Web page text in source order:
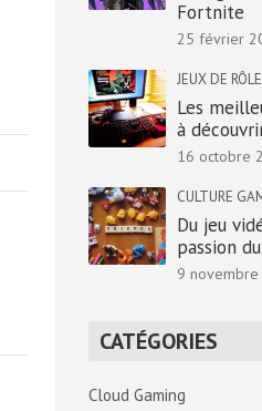
Fortnite
25 février
JEUX DE
Les
à
16 octobre
CULTURE
Du jeu
passion
9
CATÉGORIES
Cloud Gaming